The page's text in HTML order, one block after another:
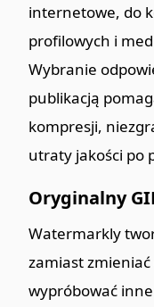
internetowe, do
profilowych i
Wybranie
publikacją
kompresji,
utraty jakości po
Oryginalny
Watermarkly
zamiast
wypróbować